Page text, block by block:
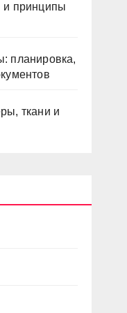
и принципы
планировка,
ткани и